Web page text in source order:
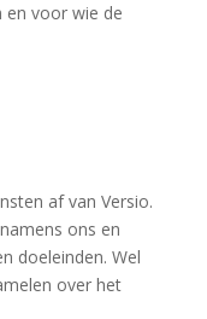
en voor wie de
af van Versio.
ons en
doeleinden. Wel
over het